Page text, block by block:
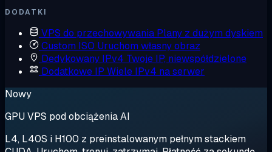
DODATKI
VPS do przechowywania Plany z dużym dyskiem
Custom ISO Uruchom własny obraz
Dedykowany IPv4 Twoje IP, niewspółdzielone
Dodatkowe IP Wiele IPv4 na serwer
Nowy
GPU VPS pod obciążenia AI
L4, L40S i H100 z preinstalowanym pełnym stackiem